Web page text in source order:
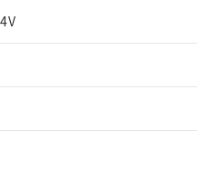
指令（10物質）の非含有に
指令（10物質）の非含有に対
RoHS指令（10物質）の非含有
指令（10物質）の非含有
ス料など無形物で、有害物質有
り、非含有部品としていたも
表